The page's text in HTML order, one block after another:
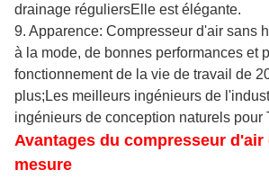
drainage réguliersElle est élégante.
9. Apparence: Compresseur d'air sans
à la mode, de bonnes performances et
fonctionnement de la vie de travail de
plus;Les meilleurs ingénieurs de
ingénieurs de conception naturels pour
Avantages du compresseur d'air
mesure